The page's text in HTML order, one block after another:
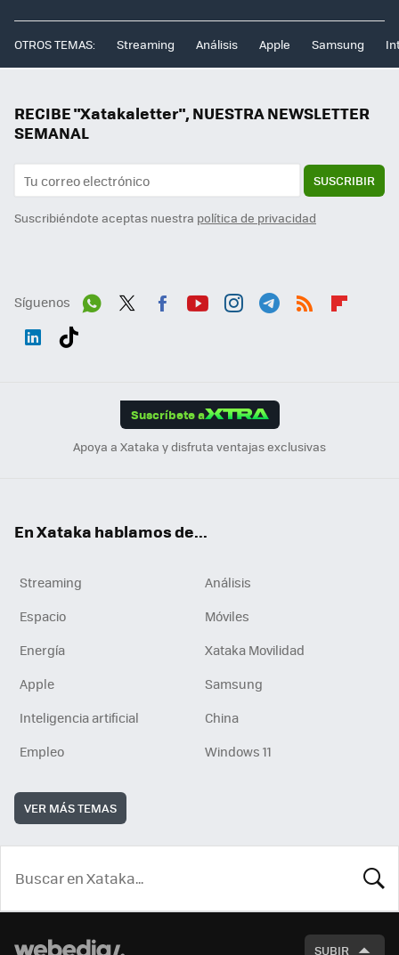
OTROS TEMAS: Streaming Análisis Apple Samsung
RECIBE "Xatakaletter", NUESTRA NEWSLETTER
SEMANAL
SUSCRIBIR
Suscribiéndote aceptas nuestra política de privacidad
Síguenos
Suscríbete a
Apoya a Xataka y disfruta ventajas exclusivas
En Xataka hablamos de...
Streaming
Análisis
Espacio
Móviles
Energía
Xataka Movilidad
Apple
Samsung
Inteligencia artificial
China
Empleo
Windows 11
VER MÁS TEMAS
SUBIR